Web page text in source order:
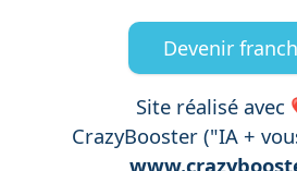
Devenir
Site réalisé
CrazyBooster ("IA +